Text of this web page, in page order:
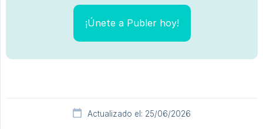
¡Únete a Publer hoy!
Actualizado el: 25/06/2026